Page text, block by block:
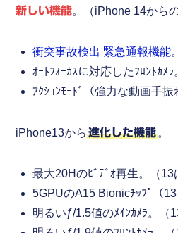
新しい機能。（iPhone 14から
衝突事故検出 緊急通報機能。
ｵｰﾄﾌｫｰｶｽに対応したﾌﾛﾝﾄｶﾒﾗ
ｱｸｼｮﾝﾓｰﾄﾞ（強力な動画手振
iPhone13から進化した機能 。
最大20Hのﾋﾞﾃﾞｵ再生。（13
5GPUのA15 Bionicﾁｯﾌﾟ（13
明るいƒ/1.5値のﾒｲﾝｶﾒﾗ。（